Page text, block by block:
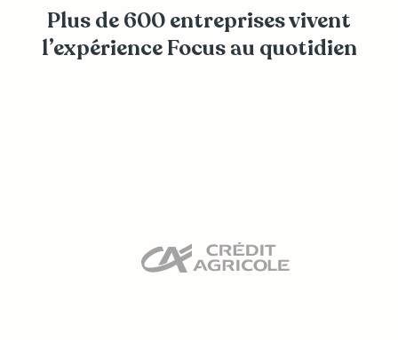
Plus de 600 entreprises vivent
l’expérience Focus au quotidien